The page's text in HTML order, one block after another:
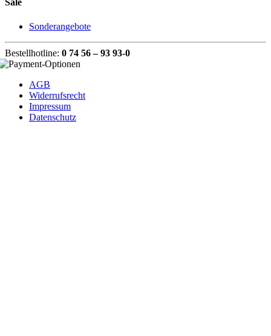
Sale
Sonderangebote
Bestellhotline: 0 74 56 – 93 93-0
AGB
Widerrufsrecht
Impressum
Datenschutz